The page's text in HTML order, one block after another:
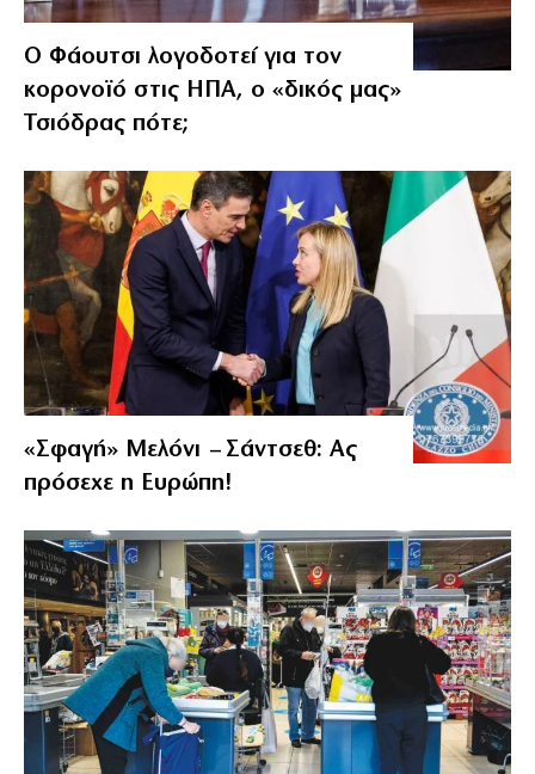
Ο Φάουτσι λογοδοτεί για τον
κορονοϊό στις ΗΠΑ, ο «δικός μας»
Τσιόδρας πότε;
«Σφαγή» Μελόνι – Σάντσεθ: Ας
πρόσεχε η Ευρώπη!